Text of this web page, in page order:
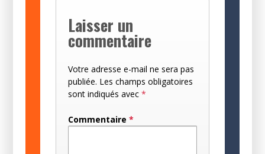
Laisser un
commentaire
Votre adresse e-mail ne sera pas
publiée. Les champs obligatoires
sont indiqués avec *
Commentaire *